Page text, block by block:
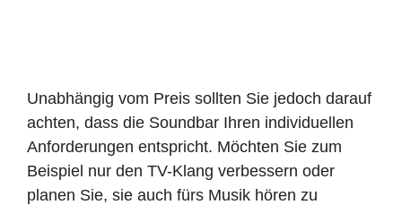
Unabhängig vom Preis sollten Sie jedoch darauf
achten, dass die Soundbar Ihren individuellen
Anforderungen entspricht. Möchten Sie zum
Beispiel nur den TV-Klang verbessern oder
planen Sie, sie auch fürs Musik hören zu